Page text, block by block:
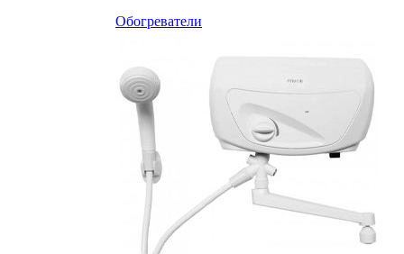
Обогреватели